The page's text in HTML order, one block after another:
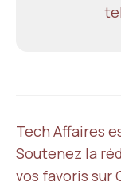
Tech Affaires
Soutenez la
vos favoris sur